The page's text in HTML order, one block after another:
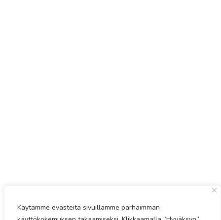
Käytämme evästeitä sivuillamme parhaimman